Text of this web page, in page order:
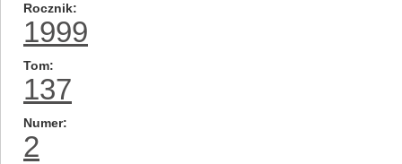
Rocznik
1999
Tom
137
Numer
2